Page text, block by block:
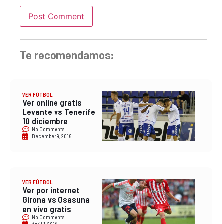
Te recomendamos:
VER FÚTBOL
Ver online gratis
Levante vs Tenerife
10 diciembre
No Comments
December 9, 2016
VER FÚTBOL
Ver por internet
Girona vs Osasuna
en vivo gratis
No Comments